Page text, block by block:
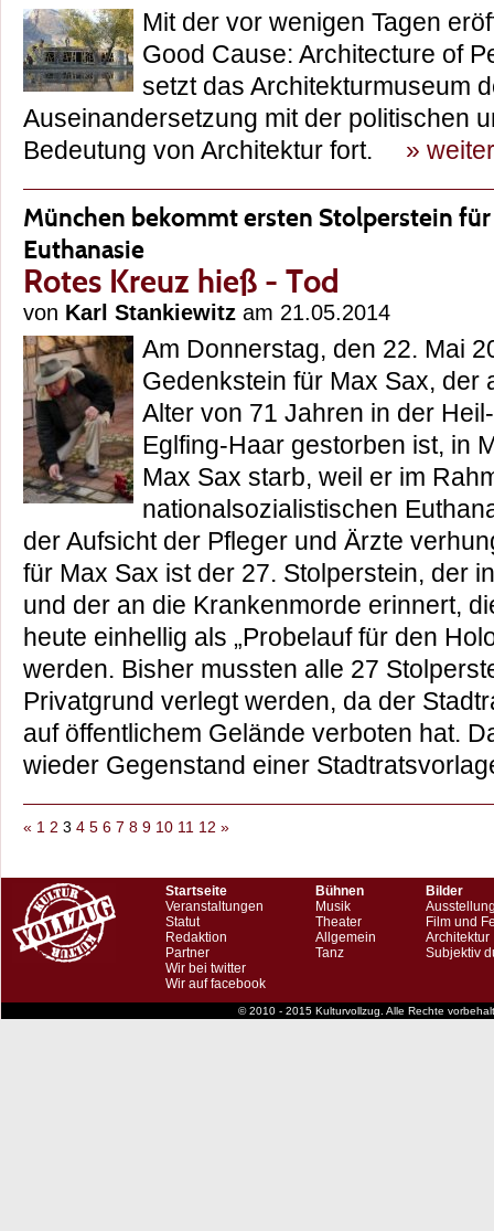
Mit der vor wenigen Tagen
Good Cause: Architecture of
setzt das Architekturmuseum
Auseinandersetzung mit der politischen
Bedeutung von Architektur fort. »
München bekommt ersten Stolperstein
Euthanasie
Rotes Kreuz hieß - Tod
von Karl Stankiewitz am 21.05.2014
Am Donnerstag, den 22. Mai
Gedenkstein für Max Sax, der
Alter von 71 Jahren in der
Eglfing-Haar gestorben ist, in
Max Sax starb, weil er im
nationalsozialistischen
der Aufsicht der Pfleger und Ärzte
für Max Sax ist der 27. Stolperstein, der
und der an die Krankenmorde erinnert,
heute einhellig als „Probelauf für den
werden. Bisher mussten alle 27
Privatgrund verlegt werden, da der
auf öffentlichem Gelände verboten hat.
wieder Gegenstand einer
« 1 2 3 4 5 6 7 8 9 10 11 12 »
Startseite
Veranstaltungen
Statut
Redaktion
Partner
Wir bei twitter
Wir auf facebook
Bühnen
Musik
Theater
Allgemein
Tanz
Bilder
Film und
Architektur
Subjektiv
© 2010 - 2015 Kulturvollzug. Alle Rechte